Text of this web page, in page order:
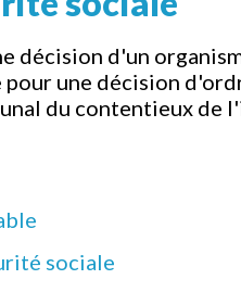
décision d'un
pour une décision
du contentieux
sociale